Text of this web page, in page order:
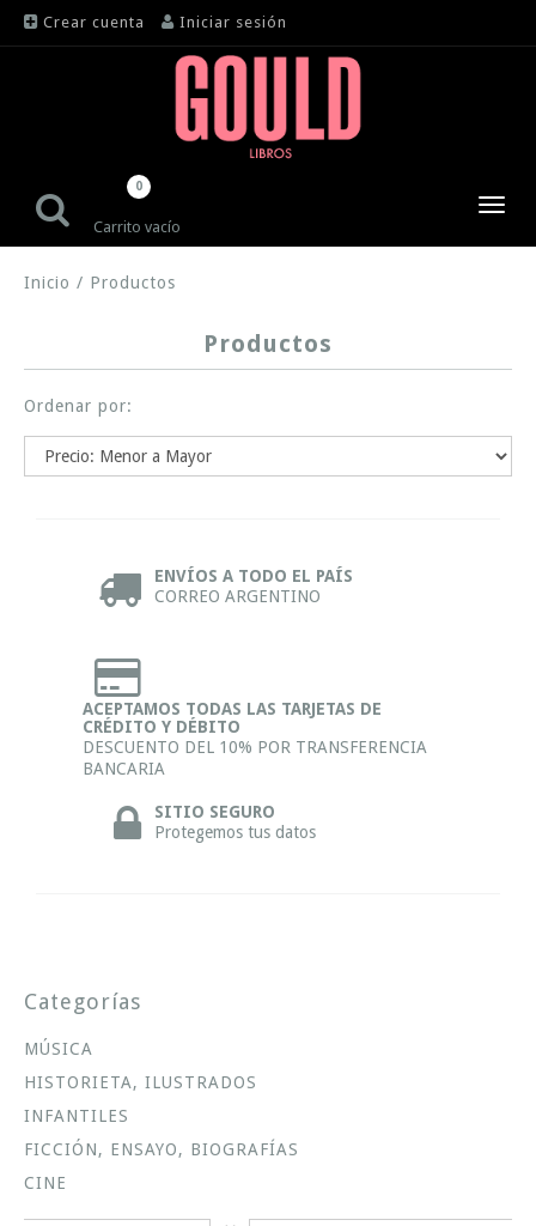
Crear cuenta Iniciar sesión
Carrito vacío
0
Inicio / Productos
Productos
Ordenar por:
ENVÍOS A TODO EL PAÍS
CORREO ARGENTINO
ACEPTAMOS TODAS LAS TARJETAS DE
CRÉDITO Y DÉBITO
DESCUENTO DEL 10% POR TRANSFERENCIA
BANCARIA
SITIO SEGURO
Protegemos tus datos
Categorías
MÚSICA
HISTORIETA, ILUSTRADOS
INFANTILES
FICCIÓN, ENSAYO, BIOGRAFÍAS
CINE